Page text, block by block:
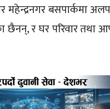
बसपार्कमा
छैनन्, र घर परिवार तथा